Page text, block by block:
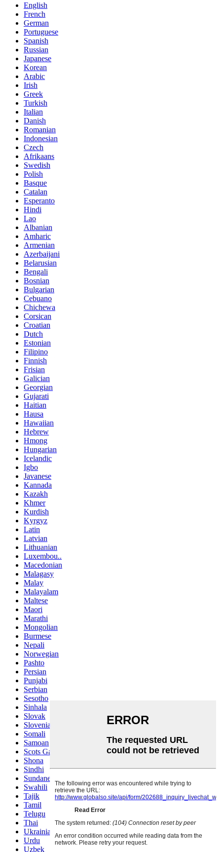
English
French
German
Portuguese
Spanish
Russian
Japanese
Korean
Arabic
Irish
Greek
Turkish
Italian
Danish
Romanian
Indonesian
Czech
Afrikaans
Swedish
Polish
Basque
Catalan
Esperanto
Hindi
Lao
Albanian
Amharic
Armenian
Azerbaijani
Belarusian
Bengali
Bosnian
Bulgarian
Cebuano
Chichewa
Corsican
Croatian
Dutch
Estonian
Filipino
Finnish
Frisian
Galician
Georgian
Gujarati
Haitian
Hausa
Hawaiian
Hebrew
Hmong
Hungarian
Icelandic
Igbo
Javanese
Kannada
Kazakh
Khmer
Kurdish
Kyrgyz
Latin
Latvian
Lithuanian
Luxembou..
Macedonian
Malagasy
Malay
Malayalam
Maltese
Maori
Marathi
Mongolian
Burmese
Nepali
Norwegian
Pashto
Persian
Punjabi
Serbian
Sesotho
Sinhala
Slovak
Slovenian
Somali
Samoan
Scots Gaelic
Shona
Sindhi
Sundanese
Swahili
Tajik
Tamil
Telugu
Thai
Ukrainian
Urdu
Uzbek